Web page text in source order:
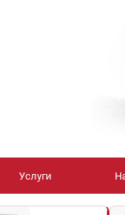
Услуги